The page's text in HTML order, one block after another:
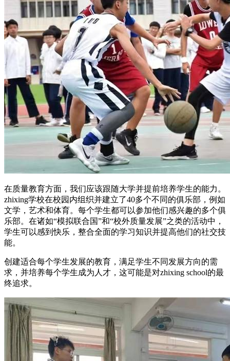
在质量教育方面，我们应该跟随大学并提前培养学生的能力。
zhixing学校在校园内组织并建立了40多个不同的俱乐部，例如
文学，艺术和体育。每个学生都可以参加他们感兴趣的多个俱
乐部。在诸如“模拟联合国”和“校外质量发展”之类的活动中，
学生可以感到快乐，整合全面的学习知识并提高他们的社交技
能。
创建适合每个学生发展的教育，满足学生不同发展方向的需
求，并培养每个学生成为人才，这可能是对zhixing school的最
终追求。